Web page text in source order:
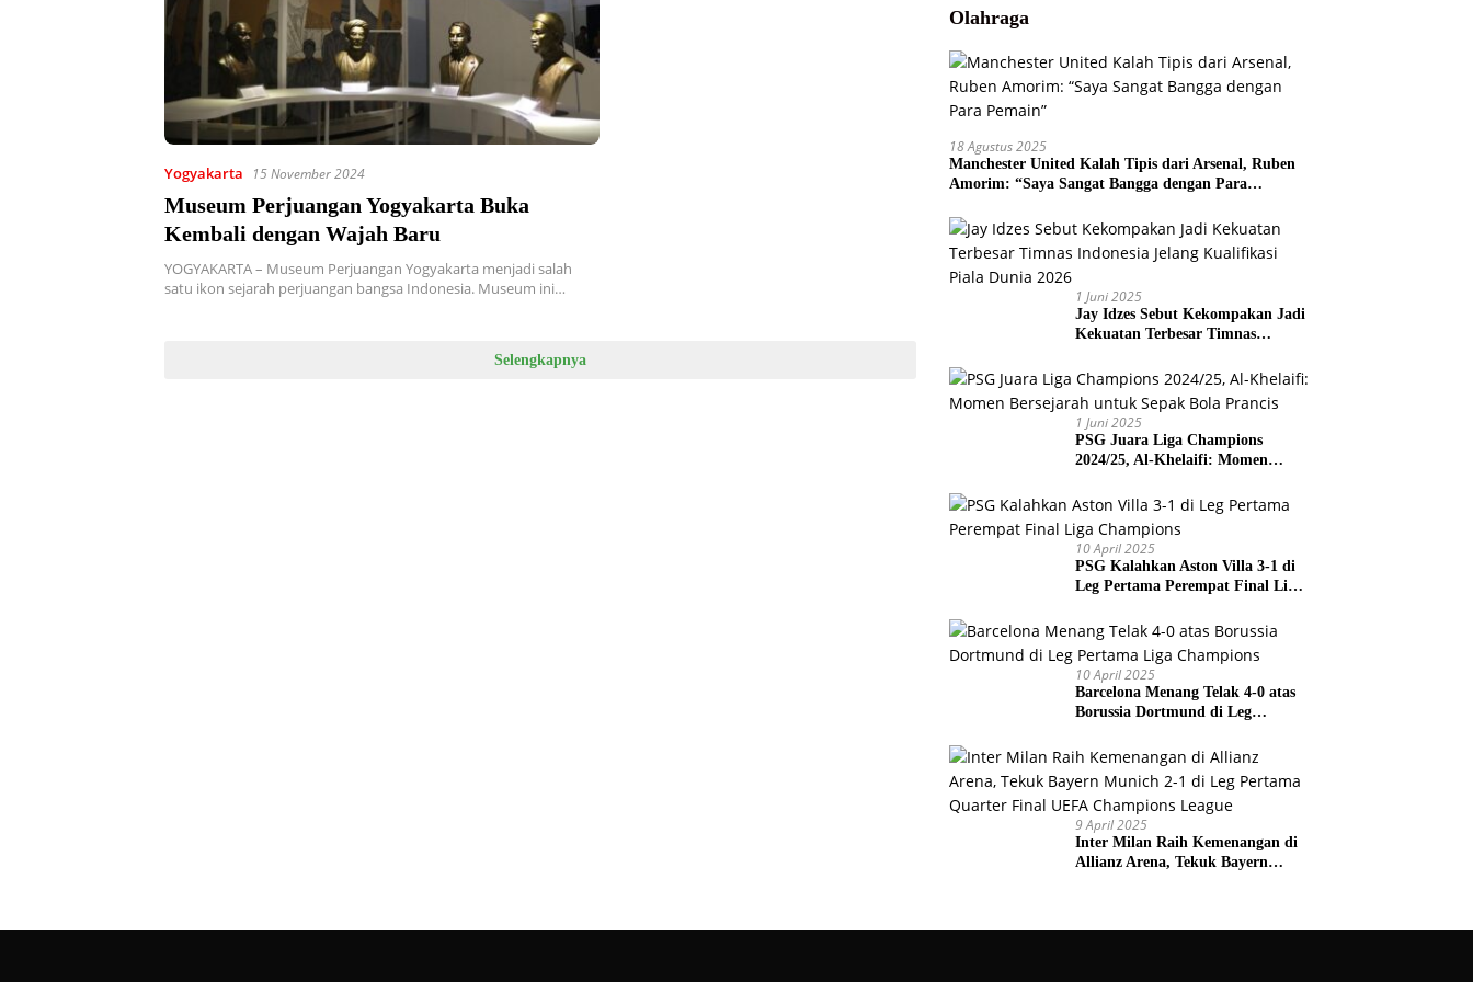
Yogyakarta 15 November 2024
Museum Perjuangan Yogyakarta Buka
Kembali dengan Wajah Baru
YOGYAKARTA – Museum Perjuangan Yogyakarta menjadi salah
satu ikon sejarah perjuangan bangsa Indonesia. Museum ini…
Selengkapnya
Olahraga
18 Agustus 2025
Manchester United Kalah Tipis dari Arsenal, Ruben
Amorim: “Saya Sangat Bangga dengan Para
1 Juni 2025
Jay Idzes Sebut Kekompakan Jadi
Kekuatan Terbesar Timnas
Dunia 2026
1 Juni 2025
PSG Juara Liga Champions
2024/25, Al-Khelaifi: Momen
Prancis
10 April 2025
PSG Kalahkan Aston Villa 3-1 di
Leg Pertama Perempat Final Liga
10 April 2025
Barcelona Menang Telak 4-0 atas
Borussia Dortmund di Leg
9 April 2025
Inter Milan Raih Kemenangan di
Allianz Arena, Tekuk Bayern